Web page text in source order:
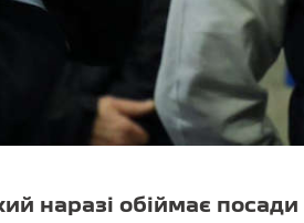
наразі обіймає